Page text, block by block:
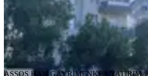
27.000 ₺
ASSOS HAN GAYRİMENKUL YATIRIM
Gökhan ÖZKAN
Ara
ASSOS HAN GAYRİMENKUL YATIRIM